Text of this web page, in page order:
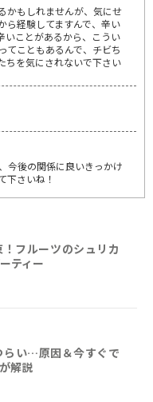
かもしれませんが、気にせ
ら経験してますんで、辛い
いことがあるから、こうい
てこともあるんで、チビち
ちを気にされないで下さい
今後の関係に良いきっかけ
下さいね！
フルーツのシュリカ
ティー
らい…原因＆今すぐで
解説